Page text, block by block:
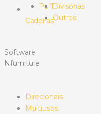
Cadeiras
Software
Nfurniture
Direcionais
Multiusos
PuffDivisórias
Outros